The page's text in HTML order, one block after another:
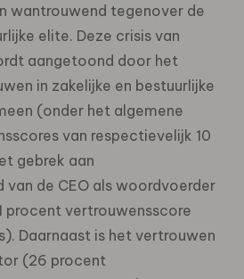
wantrouwend tegenover de
elite. Deze crisis van
aangetoond door het
in zakelijke en bestuurlijke
(onder het algemene
van respectievelijk 10
gebrek aan
de CEO als woordvoerder
procent vertrouwensscore
Daarnaast is het vertrouwen
(26 procent